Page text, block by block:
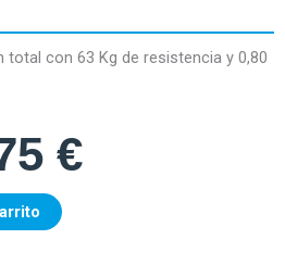
total con 63 Kg de resistencia y 0,80
€El